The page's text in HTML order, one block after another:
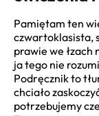
Pamiętam ten
czwartoklasista,
prawie we łzach
ja tego nie
Podręcznik to
chciało
potrzebujemy